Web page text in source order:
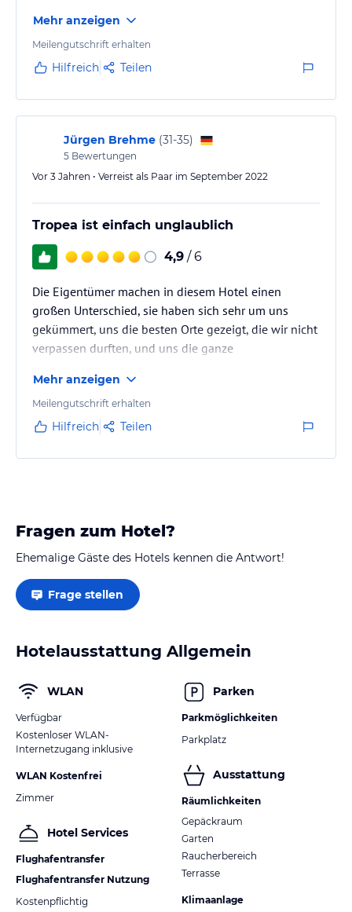
Auch die Lage des Hotels war ideal – ruhig und
dennoch zentral, sodass man schnell zu den
wichtigsten Sehenswürdigkeiten und Restaurants
Mehr anzeigen
Meilengutschrift erhalten
Hilfreich Teilen
Jürgen Brehme (31-35)
5 Bewertungen
Vor 3 Jahren • Verreist als Paar im September 2022
Tropea ist einfach unglaublich
4,9 / 6
Die Eigentümer machen in diesem Hotel einen
großen Unterschied, sie haben sich sehr um uns
gekümmert, uns die besten Orte gezeigt, die wir nicht
verpassen durften, und uns die ganze
bei der Abreise zum Flughafen.
Mehr anzeigen
Meilengutschrift erhalten
Hilfreich Teilen
Fragen zum Hotel?
Ehemalige Gäste des Hotels kennen die Antwort!
Frage stellen
Hotelausstattung Allgemein
WLAN
Verfügbar
Kostenloser WLAN-
Internetzugang inklusive
WLAN Kostenfrei
Zimmer
Hotel Services
Flughafentransfer
Flughafentransfer Nutzung
Kostenpflichtig
Parken
Parkmöglichkeiten
Parkplatz
Ausstattung
Räumlichkeiten
Gepäckraum
Garten
Raucherbereich
Terrasse
Klimaanlage